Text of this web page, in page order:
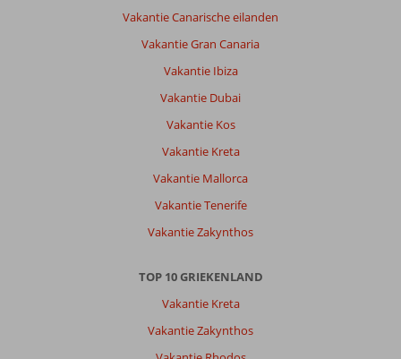
Vakantie Canarische eilanden
Vakantie Gran Canaria
Vakantie Ibiza
Vakantie Dubai
Vakantie Kos
Vakantie Kreta
Vakantie Mallorca
Vakantie Tenerife
Vakantie Zakynthos
TOP 10 GRIEKENLAND
Vakantie Kreta
Vakantie Zakynthos